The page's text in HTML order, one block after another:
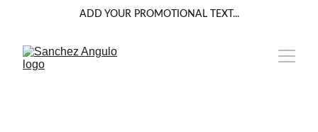
ADD YOUR PROMOTIONAL TEXT...